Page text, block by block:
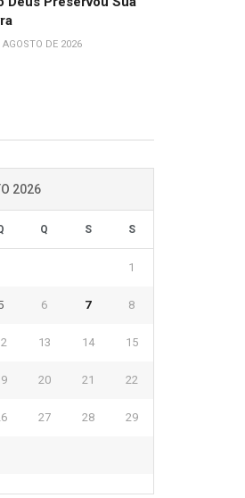
AGOSTO DE 2026
2026
Q S S
1
6 7 8
13 14 15
20 21 22
27 28 29